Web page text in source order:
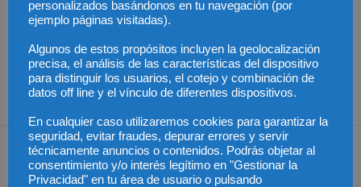
Especialización total:
es el referente en
derecho laboral en
Málaga
La Abogacía Catalana
alerta del riesgo de que
los cambios en las
comprometan el
funcionamiento de la
Justicia
Los trabajadores de
Groundforce en el
huelga indefinida:
¿pueden los pasajeros
afectados reclamar
compensación?
Dejar una respuesta
personalizados basándonos en tu navegación (por
ejemplo páginas visitadas).
Algunos de estos propósitos incluyen la geolocalización
precisa, el análisis de las características del dispositivo
para distinguir los usuarios, el cotejo y combinación de
datos off line y el vínculo de diferentes dispositivos.
En cualquier caso utilizaremos cookies para garantizar la
seguridad, evitar fraudes, depurar errores y servir
técnicamente anuncios o contenidos. Podrás objetar al
consentimiento y/o interés legítimo en "Gestionar la
Privacidad" en tu área de usuario o pulsando